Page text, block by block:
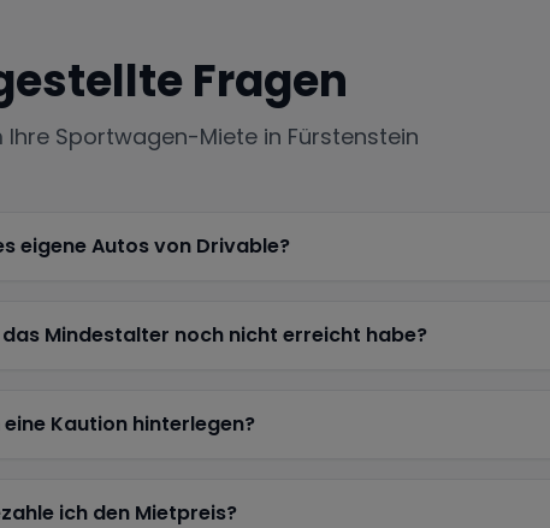
Fragen
Ihre Sportwagen-Miete in Fürstenstein
eigene Autos von Drivable?
Mindestalter noch nicht erreicht habe?
eine Kaution hinterlegen?
ich den Mietpreis?